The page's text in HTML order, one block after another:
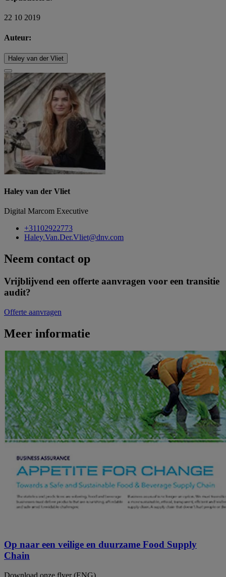
22 10 2019
Auteur:
Haley van der Vliet
Haley van der Vliet
Digital Marcom Executive
+31102922773
Haley.Van.Der.Vliet@dnv.com
Neem contact op
Vrijblijvend een offerte aanvragen voor een transitie
audit?
Offerte aanvragen
Meer informatie
Op naar een veilige en duurzame Food Supply
Chain